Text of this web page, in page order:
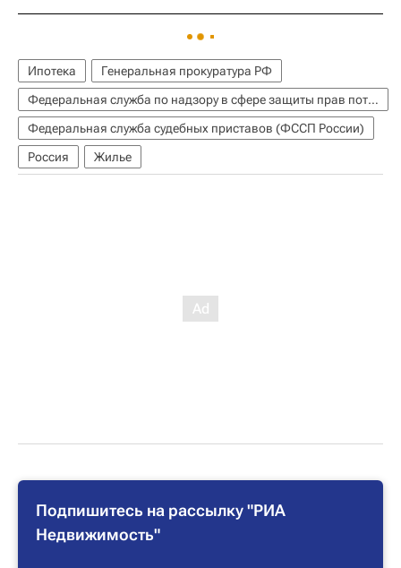
Ипотека
Генеральная прокуратура РФ
Федеральная служба по надзору в сфере защиты прав потребителей и благополучия человека (Роспотребнадзор)
Федеральная служба судебных приставов (ФССП России)
Россия
Жилье
Подпишитесь на рассылку "РИА
Недвижимость"